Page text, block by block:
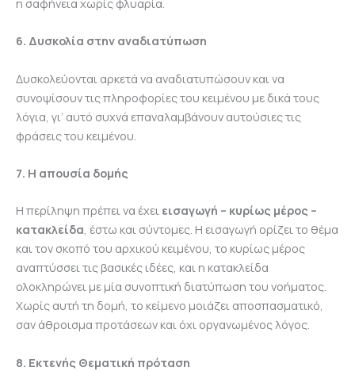
6. Δυσκολία στην αναδιατύπωση
Δυσκολεύονται αρκετά να αναδιατυπώσουν και να
συνοψίσουν τις πληροφορίες του κειμένου με δικά τους
λόγια, γι’ αυτό συχνά επαναλαμβάνουν αυτούσιες τις
φράσεις του κειμένου.
7. Η απουσία δομής
Η περίληψη πρέπει να έχει εισαγωγή – κυρίως μέρος –
κατακλείδα, έστω και σύντομες. Η εισαγωγή ορίζει το θέμα
και τον σκοπό του αρχικού κειμένου, το κυρίως μέρος
αναπτύσσει τις βασικές ιδέες, και η κατακλείδα
ολοκληρώνει με μία συνοπτική διατύπωση του νοήματος.
Χωρίς αυτή τη δομή, το κείμενο μοιάζει αποσπασματικό,
σαν άθροισμα προτάσεων και όχι οργανωμένος λόγος.
8. Εκτενής Θεματική πρόταση